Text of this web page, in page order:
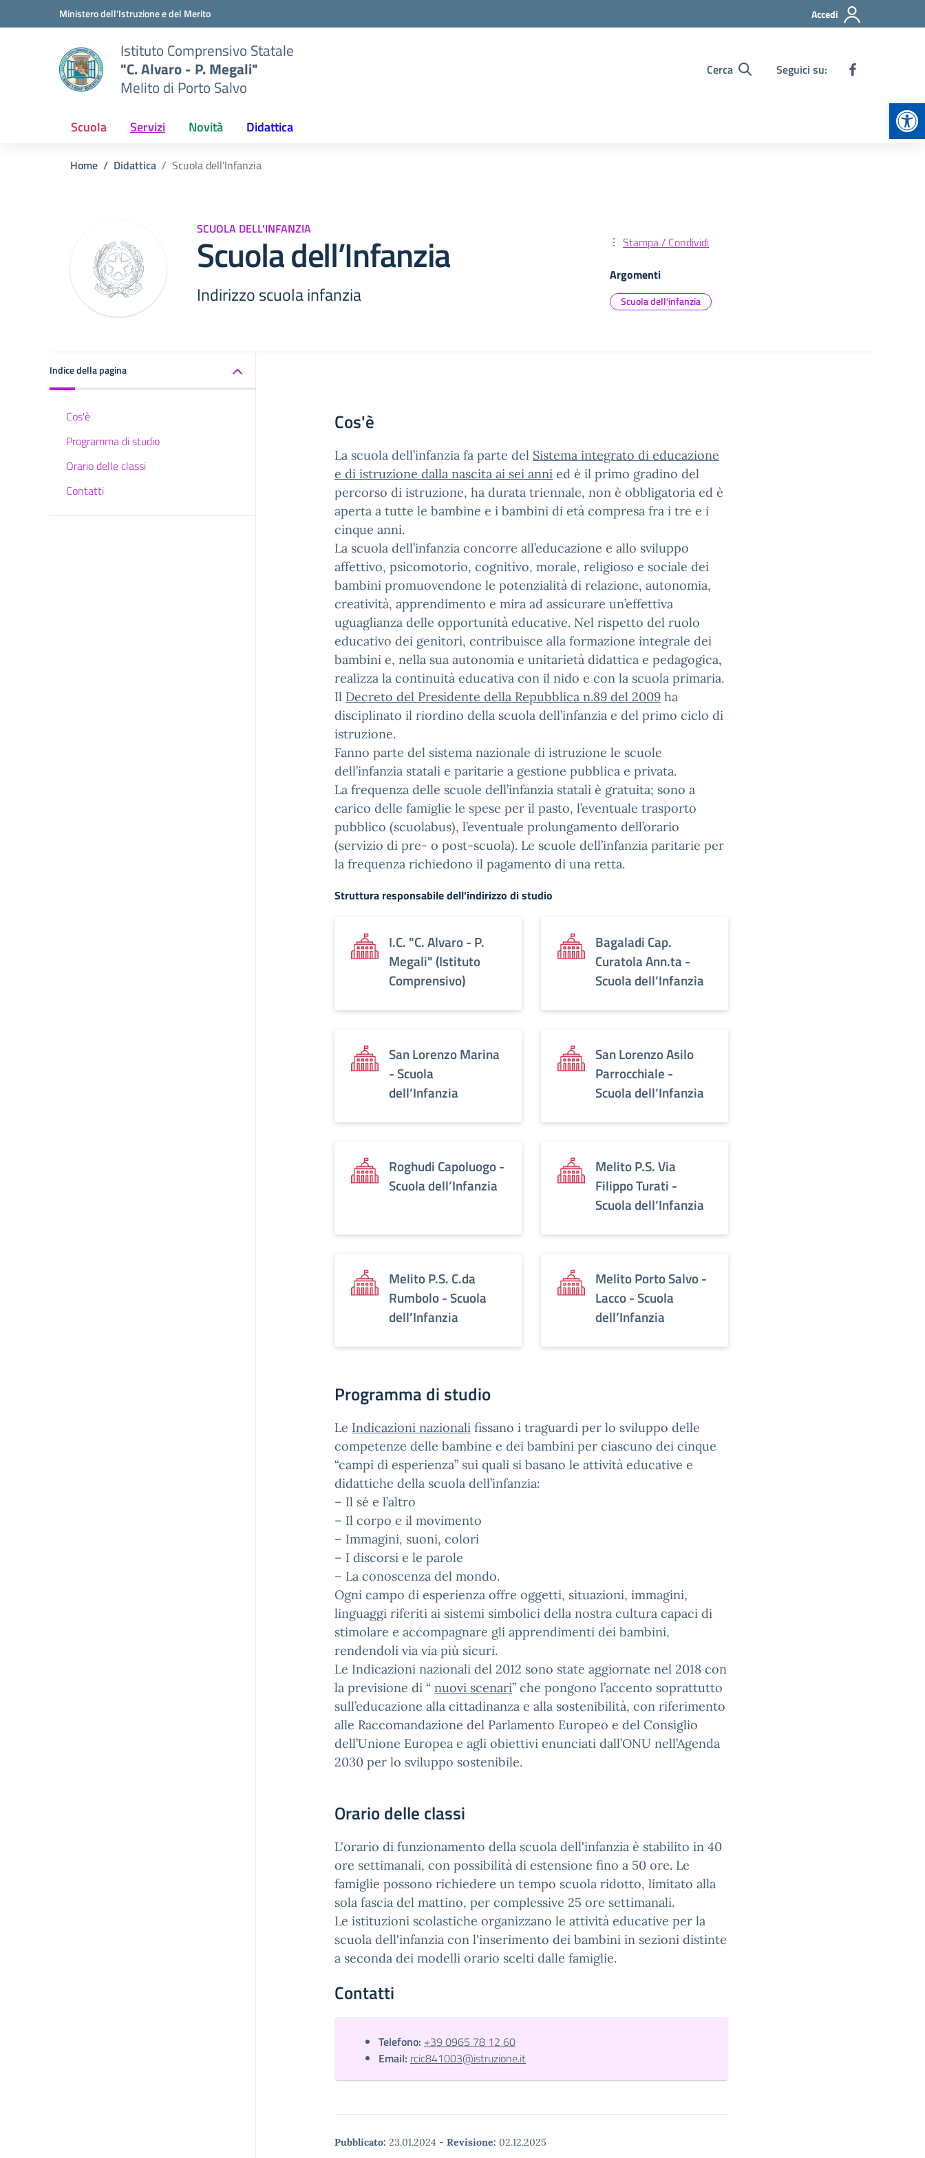
Vai ai contenuti
Vai al menu di navigazioneMinistero dell'Istruzione e del Merito Accedi
Istituto Comprensivo Statale
"C. Alvaro - P. Megali"
Melito di Porto Salvo
Cerca Seguici su:
Scuola Servizi Novità Didattica
Home Didattica Scuola dell’Infanzia
SCUOLA DELL'INFANZIA
Scuola dell’Infanzia
Indirizzo scuola infanzia
Stampa / Condividi
Argomenti
Scuola dell'infanzia
Indice della pagina
Cos'è
Programma di studio
Orario delle classi
Contatti
Cos'è
La scuola dell’infanzia fa parte del Sistema integrato di educazione
e di istruzione dalla nascita ai sei anni ed è il primo gradino del
percorso di istruzione, ha durata triennale, non è obbligatoria ed è
aperta a tutte le bambine e i bambini di età compresa fra i tre e i
cinque anni.
La scuola dell’infanzia concorre all’educazione e allo sviluppo
affettivo, psicomotorio, cognitivo, morale, religioso e sociale dei
bambini promuovendone le potenzialità di relazione, autonomia,
creatività, apprendimento e mira ad assicurare un’effettiva
uguaglianza delle opportunità educative. Nel rispetto del ruolo
educativo dei genitori, contribuisce alla formazione integrale dei
bambini e, nella sua autonomia e unitarietà didattica e pedagogica,
realizza la continuità educativa con il nido e con la scuola primaria.
Il Decreto del Presidente della Repubblica n.89 del 2009 ha
disciplinato il riordino della scuola dell’infanzia e del primo ciclo di
istruzione.
Fanno parte del sistema nazionale di istruzione le scuole
dell’infanzia statali e paritarie a gestione pubblica e privata.
La frequenza delle scuole dell’infanzia statali è gratuita; sono a
carico delle famiglie le spese per il pasto, l’eventuale trasporto
pubblico (scuolabus), l’eventuale prolungamento dell’orario
(servizio di pre- o post-scuola). Le scuole dell’infanzia paritarie per
la frequenza richiedono il pagamento di una retta.
Struttura responsabile dell'indirizzo di studio
I.C. "C. Alvaro - P.
Megali" (Istituto
Comprensivo)
Bagaladi Cap.
Curatola Ann.ta -
Scuola dell’Infanzia
San Lorenzo Marina
- Scuola
dell’Infanzia
San Lorenzo Asilo
Parrocchiale -
Scuola dell’Infanzia
Roghudi Capoluogo -
Scuola dell’Infanzia
Melito P.S. Via
Filippo Turati -
Scuola dell’Infanzia
Melito P.S. C.da
Rumbolo - Scuola
dell’Infanzia
Melito Porto Salvo -
Lacco - Scuola
dell’Infanzia
Programma di studio
Le Indicazioni nazionali fissano i traguardi per lo sviluppo delle
competenze delle bambine e dei bambini per ciascuno dei cinque
“campi di esperienza” sui quali si basano le attività educative e
didattiche della scuola dell’infanzia:
– Il sé e l’altro
– Il corpo e il movimento
– Immagini, suoni, colori
– I discorsi e le parole
– La conoscenza del mondo.
Ogni campo di esperienza offre oggetti, situazioni, immagini,
linguaggi riferiti ai sistemi simbolici della nostra cultura capaci di
stimolare e accompagnare gli apprendimenti dei bambini,
rendendoli via via più sicuri.
Le Indicazioni nazionali del 2012 sono state aggiornate nel 2018 con
la previsione di “ nuovi scenari” che pongono l’accento soprattutto
sull’educazione alla cittadinanza e alla sostenibilità, con riferimento
alle Raccomandazione del Parlamento Europeo e del Consiglio
dell’Unione Europea e agli obiettivi enunciati dall’ONU nell’Agenda
2030 per lo sviluppo sostenibile.
Orario delle classi
L'orario di funzionamento della scuola dell'infanzia è stabilito in 40
ore settimanali, con possibilità di estensione fino a 50 ore. Le
famiglie possono richiedere un tempo scuola ridotto, limitato alla
sola fascia del mattino, per complessive 25 ore settimanali.
Le istituzioni scolastiche organizzano le attività educative per la
scuola dell'infanzia con l'inserimento dei bambini in sezioni distinte
a seconda dei modelli orario scelti dalle famiglie.
Contatti
Telefono: +39 0965 78 12 60
Email: rcic841003@istruzione.it
Pubblicato: 23.01.2024 - Revisione: 02.12.2025